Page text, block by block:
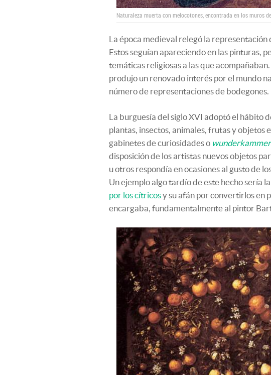
Naturaleza muerta con melocotones, encontrada en los muros
La época medieval relegó la representación
Estos seguían apareciendo en las pinturas,
temáticas religiosas a las que
produjo un renovado interés por el mundo
número de representaciones de bodegones.
La burguesía del siglo XVI adoptó el hábito
plantas, insectos, animales, frutas y objetos
gabinetes de curiosidades o wunderkammer
disposición de los artistas nuevos objetos
u otros respondía en ocasiones al gusto de
Un ejemplo algo tardío de este hecho sería
por los cítricosy su afán por convertirlos en
encargaba, fundamentalmente al pintor